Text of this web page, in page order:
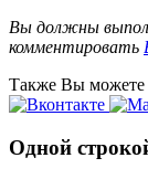
Вы должны
комментировать
Также Вы можете
Одной